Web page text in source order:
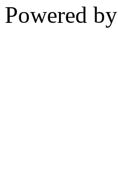
Powered by